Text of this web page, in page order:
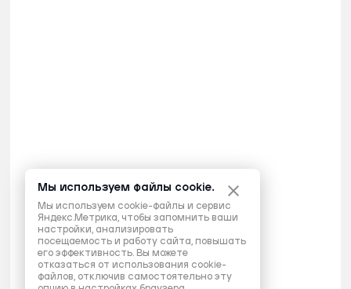
Мы используем файлы cookie.
Мы используем cookie-файлы и сервис
Яндекс.Метрика, чтобы запомнить ваши
настройки, анализировать
посещаемость и работу сайта, повышать
его эффективность. Вы можете
отказаться от использования cookie-
файлов, отключив самостоятельно эту